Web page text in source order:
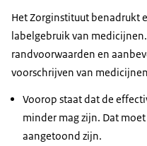
Het Zorginstituut benadrukt
labelgebruik van
randvoorwaarden en
voorschrijven van
Voorop staat dat de
minder mag zijn. Dat
aangetoond zijn.